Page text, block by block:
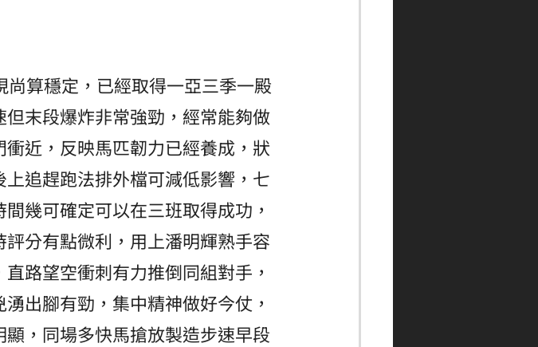
算穩定，已經取得一亞三季一殿
末段爆炸非常強勁，經常能夠做
近，反映馬匹韌力已經養成，狀
追趕跑法排外檔可減低影響，七
幾可確定可以在三班取得成功，
分有點微利，用上潘明輝熟手容
路望空衝刺有力推倒同組對手，
出腳有勁，集中精神做好今仗，
，同場多快馬搶放製造步速早段